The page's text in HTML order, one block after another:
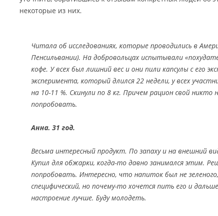
некоторые из них.
Читала об исследованиях, которые проводились в
Пенсильвании). На добровольцах испытывали
кофе. У всех был лишний вес и они пили капсулы с его
эксперимента, который длился 22 недели, у всех
на 10-11 %. Скинули по 8 кг. Причем рацион свой никто
попробовать.
Анна. 31 год.
Весьма интересный продукт. По запаху и на внешний
Купил для обжарки, когда-то давно занимался этим.
попробовать. Интересно, что напиток был не
специфический, но почему-то хочется пить его и
настроение лучше. Буду молодеть.